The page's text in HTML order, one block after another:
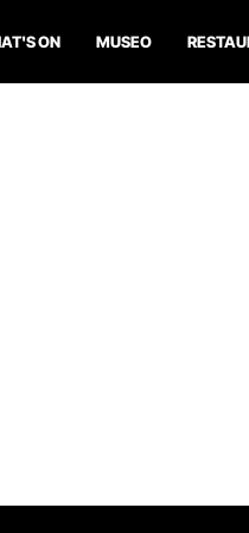
ON MUSEO